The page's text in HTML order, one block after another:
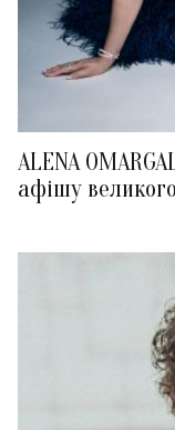
ALENA
афішу